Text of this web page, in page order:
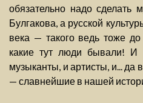
обязательно надо сделать
Булгакова, а русской
века — такого ведь тоже
какие тут люди бывали! И
музыканты, и артисты, и... да
— славнейшие в нашей